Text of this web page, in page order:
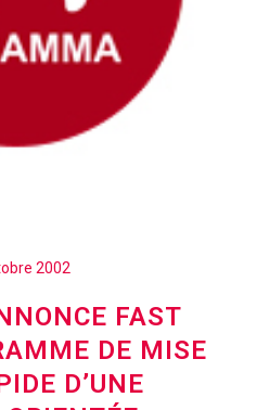
2002
FAST
DE MISE
D’UNE